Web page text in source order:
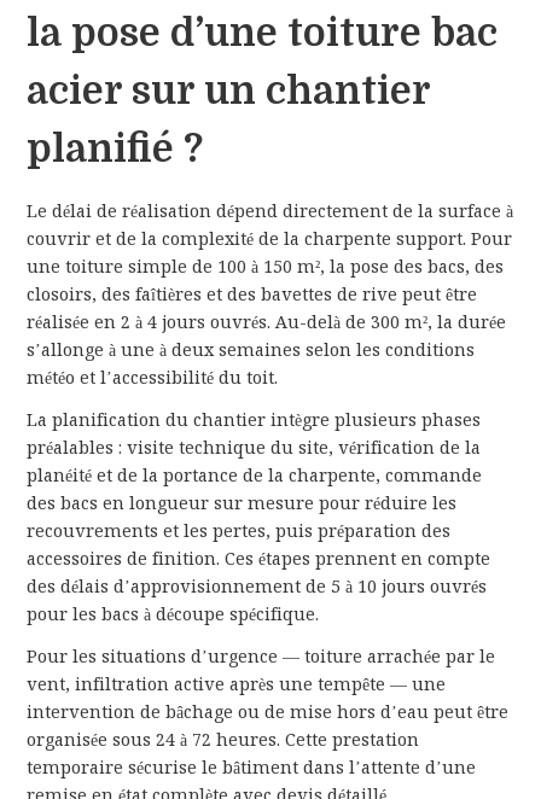
la pose d’une toiture bac
acier sur un chantier
planifié ?
Le délai de réalisation dépend directement de la surface à
couvrir et de la complexité de la charpente support. Pour
une toiture simple de 100 à 150 m², la pose des bacs, des
closoirs, des faîtières et des bavettes de rive peut être
réalisée en 2 à 4 jours ouvrés. Au-delà de 300 m², la durée
s’allonge à une à deux semaines selon les conditions
météo et l’accessibilité du toit.
La planification du chantier intègre plusieurs phases
préalables : visite technique du site, vérification de la
planéité et de la portance de la charpente, commande
des bacs en longueur sur mesure pour réduire les
recouvrements et les pertes, puis préparation des
accessoires de finition. Ces étapes prennent en compte
des délais d’approvisionnement de 5 à 10 jours ouvrés
pour les bacs à découpe spécifique.
Pour les situations d’urgence — toiture arrachée par le
vent, infiltration active après une tempête — une
intervention de bâchage ou de mise hors d’eau peut être
organisée sous 24 à 72 heures. Cette prestation
temporaire sécurise le bâtiment dans l’attente d’une